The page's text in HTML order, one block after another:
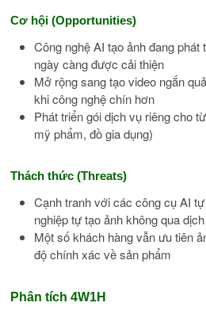
Cơ hội (Opportunities)
Công nghệ AI tạo ảnh đang
ngày càng được cải thiện
Mở rộng sang tạo video ngắn
khi công nghệ chín hơn
Phát triển gói dịch vụ riêng cho
mỹ phẩm, đồ gia dụng)
Thách thức (Threats)
Cạnh tranh với các công cụ AI
nghiệp tự tạo ảnh không qua
Một số khách hàng vẫn ưu tiên
độ chính xác về sản phẩm
Phân tích 4W1H